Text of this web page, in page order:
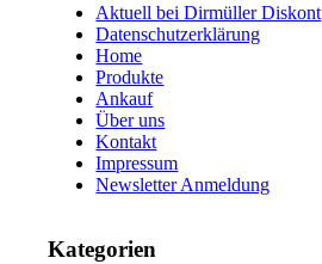
Aktuell bei Dirmüller Diskont
Datenschutzerklärung
Home
Produkte
Ankauf
Über uns
Kontakt
Impressum
Newsletter Anmeldung
Kategorien